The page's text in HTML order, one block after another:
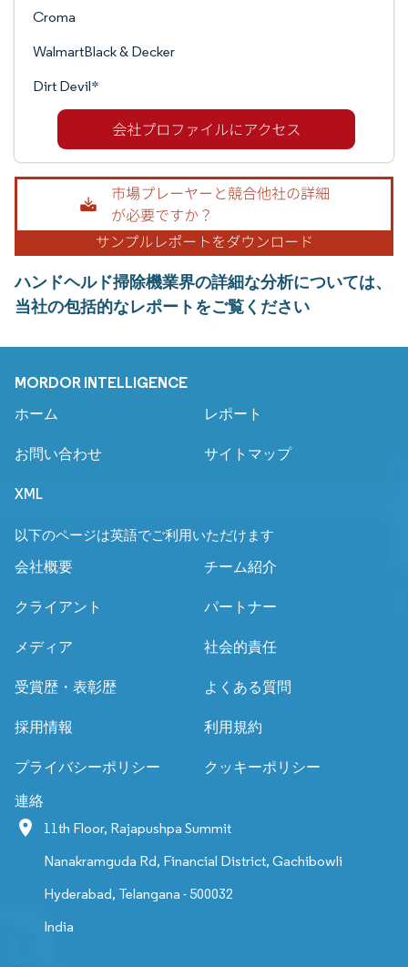
Croma
WalmartBlack & Decker
Dirt Devil*
ハンドヘルド掃除機業界の詳細な分析については、
当社の包括的なレポートをご覧ください
MORDOR INTELLIGENCE
ホーム レポート
お問い合わせ サイトマップ
XML
以下のページは英語でご利用いただけます
会社概要 チーム紹介
クライアント パートナー
メディア 社会的責任
受賞歴・表彰歴 よくある質問
採用情報 利用規約
プライバシーポリシー クッキーポリシー
連絡
11th Floor, Rajapushpa Summit
Nanakramguda Rd, Financial District, Gachibowli
Hyderabad, Telangana - 500032
India